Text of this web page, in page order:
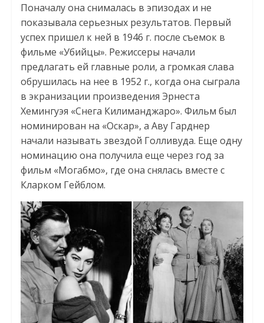
Поначалу она снималась в эпизодах и не
показывала серьезных результатов. Первый
успех пришел к ней в 1946 г. после съемок в
фильме «Убийцы». Режиссеры начали
предлагать ей главные роли, а громкая слава
обрушилась на нее в 1952 г., когда она сыграла
в экранизации произведения Эрнеста
Хемингуэя «Снега Килиманджаро». Фильм был
номинирован на «Оскар», а Аву Гарднер
начали называть звездой Голливуда. Еще одну
номинацию она получила еще через год за
фильм «Могабмо», где она снялась вместе с
Кларком Гейблом.